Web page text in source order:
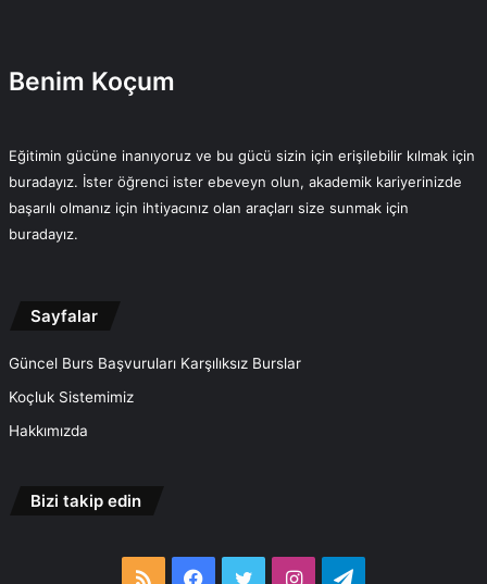
Benim Koçum
Eğitimin gücüne inanıyoruz ve bu gücü sizin için erişilebilir kılmak için
buradayız. İster öğrenci ister ebeveyn olun, akademik kariyerinizde
başarılı olmanız için ihtiyacınız olan araçları size sunmak için
buradayız.
Sayfalar
Güncel Burs Başvuruları Karşılıksız Burslar
Koçluk Sistemimiz
Hakkımızda
Bizi takip edin
RSS Facebook
TwitterInstagramTelegram